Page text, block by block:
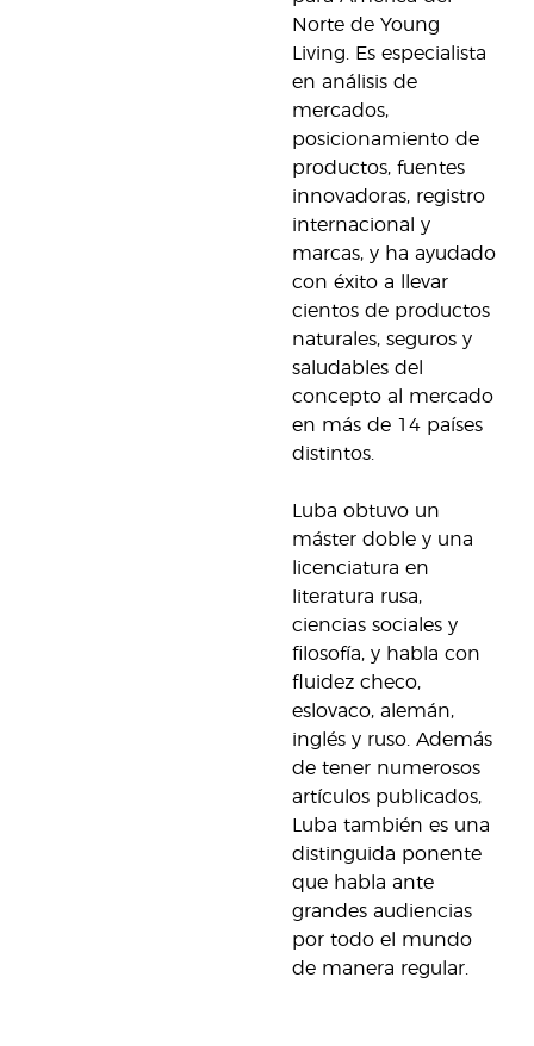
Norte de Young
Living. Es especialista
en análisis de
mercados,
posicionamiento de
productos, fuentes
innovadoras, registro
internacional y
marcas, y ha ayudado
con éxito a llevar
cientos de productos
naturales, seguros y
saludables del
concepto al mercado
en más de 14 países
distintos.
Luba obtuvo un
máster doble y una
licenciatura en
literatura rusa,
ciencias sociales y
filosofía, y habla con
fluidez checo,
eslovaco, alemán,
inglés y ruso. Además
de tener numerosos
artículos publicados,
Luba también es una
distinguida ponente
que habla ante
grandes audiencias
por todo el mundo
de manera regular.